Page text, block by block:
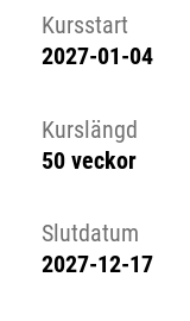
Kursstart
2027-01-04
Kurslängd
50 veckor
Slutdatum
2027-12-17